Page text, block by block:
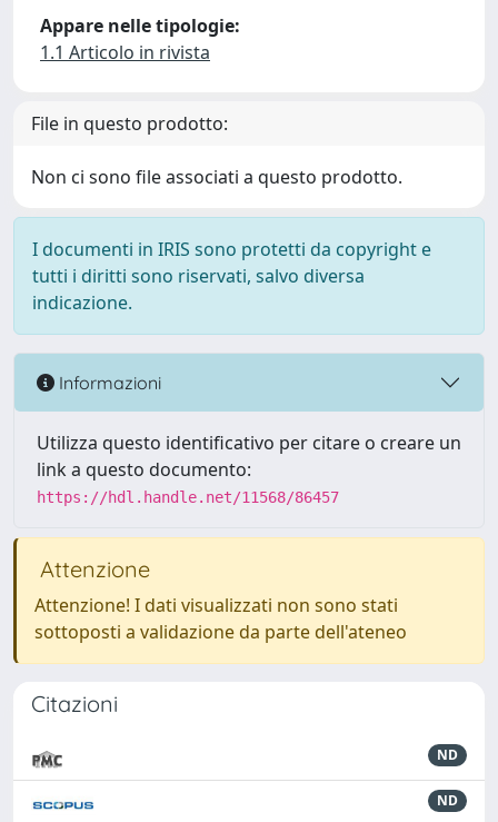
Appare nelle tipologie:
1.1 Articolo in rivista
File in questo prodotto:
Non ci sono file associati a questo prodotto.
I documenti in IRIS sono protetti da copyright e
tutti i diritti sono riservati, salvo diversa
indicazione.
Informazioni
Utilizza questo identificativo per citare o creare un
link a questo documento:
https://hdl.handle.net/11568/86457
Attenzione
Attenzione! I dati visualizzati non sono stati
sottoposti a validazione da parte dell'ateneo
Citazioni
ND
ND